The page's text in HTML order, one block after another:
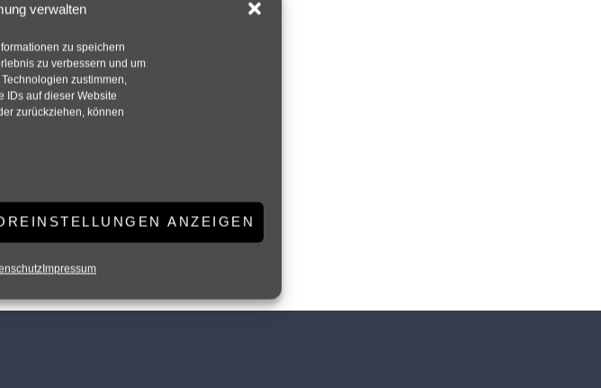
verwalten
zu speichern
zu verbessern und um
zustimmen,
IDs auf dieser Website
zurückziehen, können
ANZEIGEN
Impressum